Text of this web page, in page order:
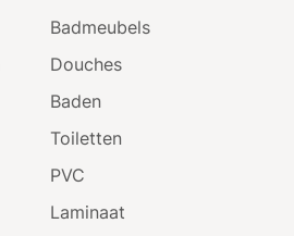
Badmeubels
Douches
Baden
Toiletten
PVC
Laminaat